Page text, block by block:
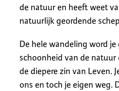
de natuur en heeft weet
natuurlijk geordende
De hele wandeling word
schoonheid van de natuur
de diepere zin van Leven.
ons en toch je eigen weg.